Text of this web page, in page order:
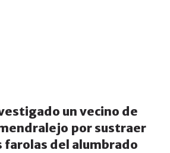
un vecino de
por sustraer
farolas del alumbrado